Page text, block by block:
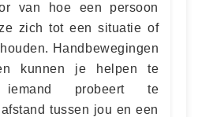
van hoe een persoon
zich tot een situatie of
Handbewegingen
kunnen je helpen te
probeert te
tussen jou en een